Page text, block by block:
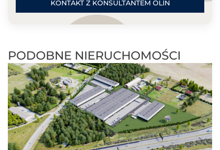
KONTAKT Z KONSULTANTEM OLIN
PODOBNE NIERUCHOMOŚCI